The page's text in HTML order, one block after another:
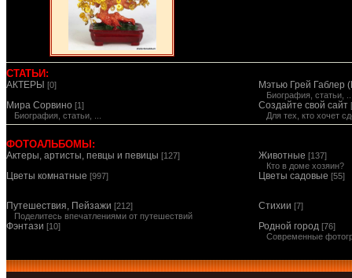
СТАТЬИ:
АКТЕРЫ [0] Мэтью Грей Габлер
Биография, статьи,
Мира Сорвино [1]
Биография, статьи, ...
Создайте свой сайт
Для тех, кто хочет
ФОТОАЛЬБОМЫ:
Актеры, артисты, певцы и певицы [127] Животные [137]
Кто в доме хозяин?
Цветы комнатные [997] Цветы садовые [55]
Путешествия, Пейзажи [212]
Поделитесь впечатлениями от путешествий
Стихии [7]
Фэнтази [10] Родной город [76]
Современные